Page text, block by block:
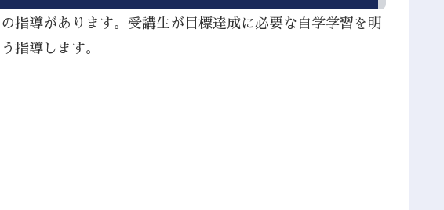
指導があります。受講生が目標達成に必要な自学学習を明
指導します。